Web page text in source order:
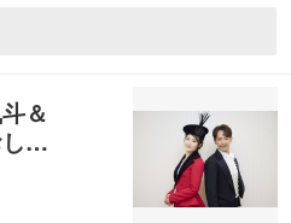
＆
し…